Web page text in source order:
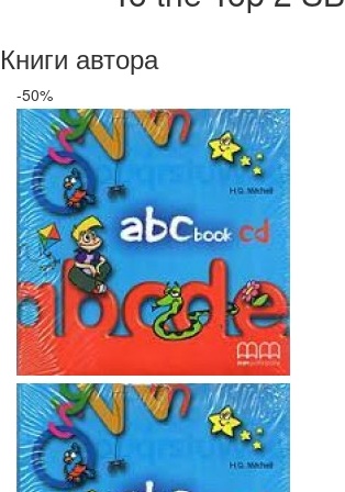
Книги автора
-50%